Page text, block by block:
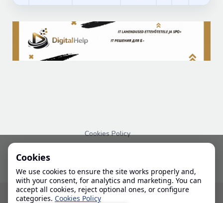
Cookies Policy
© 2024-2026 IHL
Cookies
We use cookies to ensure the site works properly and,
with your consent, for analytics and marketing. You can
accept all cookies, reject optional ones, or configure
categories. Cookies Policy